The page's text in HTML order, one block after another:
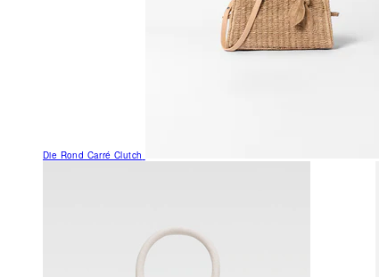
Die Rond Carré Clutch